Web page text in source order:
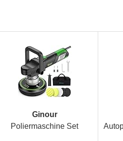
Ginour
Poliermaschine Set